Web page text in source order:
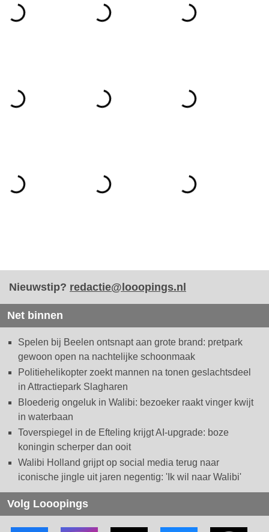
Nieuwstip? redactie@looopings.nl
Net binnen
Spelen bij Beelen ontsnapt aan grote brand: pretpark
gewoon open na nachtelijke schoonmaak
Politiehelikopter zoekt mannen na tonen geslachtsdeel
in Attractiepark Slagharen
Bloederig ongeluk in Walibi: bezoeker raakt vinger kwijt
in waterbaan
Toverspiegel in de Efteling krijgt AI-upgrade: boze
koningin scherper dan ooit
Walibi Holland grijpt op social media terug naar
iconische jingle uit jaren negentig: 'Ik wil naar Walibi'
Volg Looopings